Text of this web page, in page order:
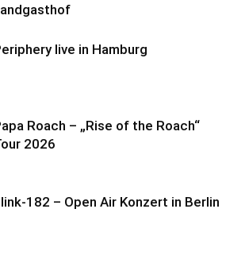
live in Hamburg
Roach – „Rise of the Roach“
2026
182 – Open Air Konzert in Berlin